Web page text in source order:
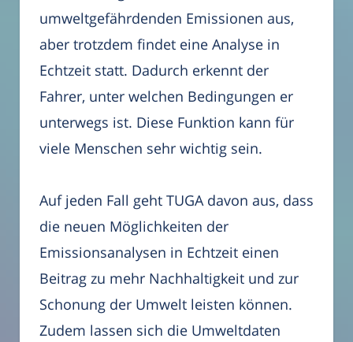
umweltgefährdenden Emissionen aus,
aber trotzdem findet eine Analyse in
Echtzeit statt. Dadurch erkennt der
Fahrer, unter welchen Bedingungen er
unterwegs ist. Diese Funktion kann für
viele Menschen sehr wichtig sein.
Auf jeden Fall geht TUGA davon aus, dass
die neuen Möglichkeiten der
Emissionsanalysen in Echtzeit einen
Beitrag zu mehr Nachhaltigkeit und zur
Schonung der Umwelt leisten können.
Zudem lassen sich die Umweltdaten